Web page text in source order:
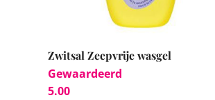
Zwitsal Zeepvrije wasgel
Gewaardeerd
5.00